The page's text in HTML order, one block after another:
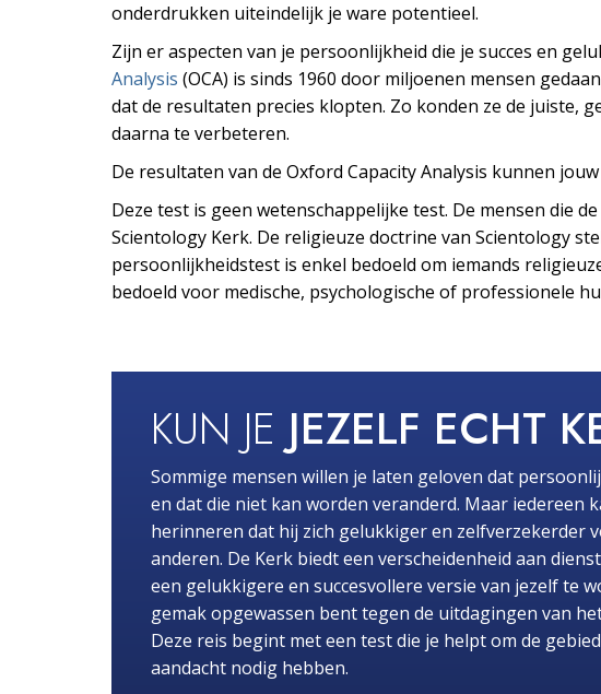
onderdrukken uiteindelijk je ware potentieel.
Zijn er aspecten van je persoonlijkheid die je succes en
Analysis (OCA) is sinds 1960 door miljoenen mensen
dat de resultaten precies klopten. Zo konden ze de juiste,
daarna te verbeteren.
De resultaten van de Oxford Capacity Analysis kunnen
Deze test is geen wetenschappelijke test. De mensen die
Scientology Kerk. De religieuze doctrine van Scientology
persoonlijkheidstest is enkel bedoeld om iemands
bedoeld voor medische, psychologische of professionele
KUN JE JEZELF ECHT
Sommige mensen willen je laten geloven dat
en dat die niet kan worden veranderd. Maar iedereen
herinneren dat hij zich gelukkiger en zelfverzekerder
anderen. De Kerk biedt een verscheidenheid aan
een gelukkigere en succesvollere versie van jezelf te
gemak opgewassen bent tegen de uitdagingen van
Deze reis begint met een test die je helpt om de
aandacht nodig hebben.